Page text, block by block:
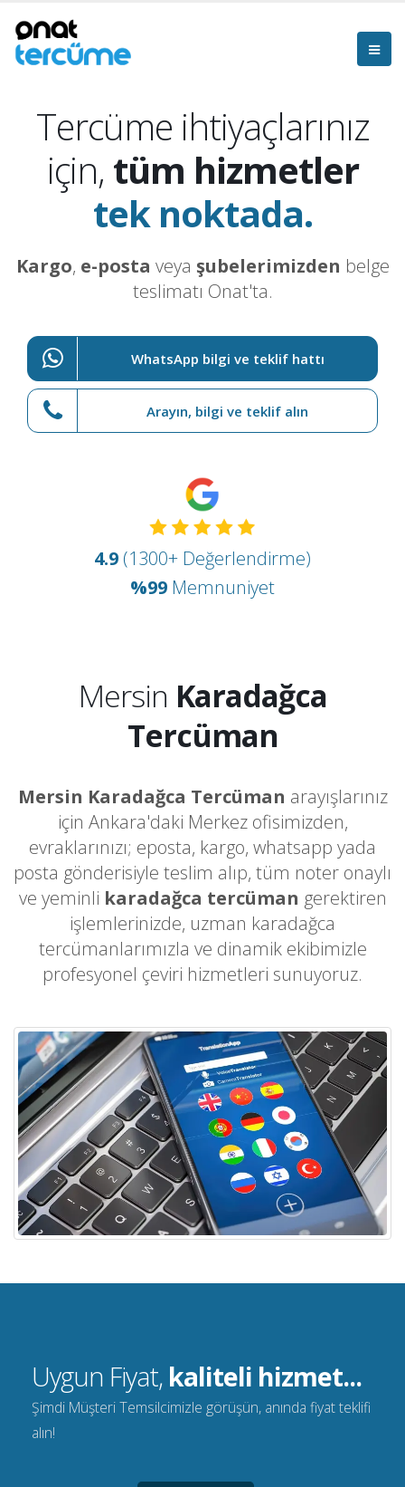
Tercüme ihtiyaçlarınız
için, tüm hizmetler
tek noktada.
Kargo, e-posta veya şubelerimizden belge
teslimatı Onat'ta.
WhatsApp bilgi ve teklif hattı
Arayın, bilgi ve teklif alın
4.9 (1300+ Değerlendirme)
%99 Memnuniyet
Mersin Karadağca
Tercüman
Mersin Karadağca Tercüman arayışlarınız
için Ankara'daki Merkez ofisimizden,
evraklarınızı; eposta, kargo, whatsapp yada
posta gönderisiyle teslim alıp, tüm noter onaylı
ve yeminli karadağca tercüman gerektiren
işlemlerinizde, uzman karadağca
tercümanlarımızla ve dinamik ekibimizle
profesyonel çeviri hizmetleri sunuyoruz.
Uygun Fiyat, kaliteli hizmet...
Şimdi Müşteri Temsilcimizle görüşün, anında fiyat teklifi
alın!